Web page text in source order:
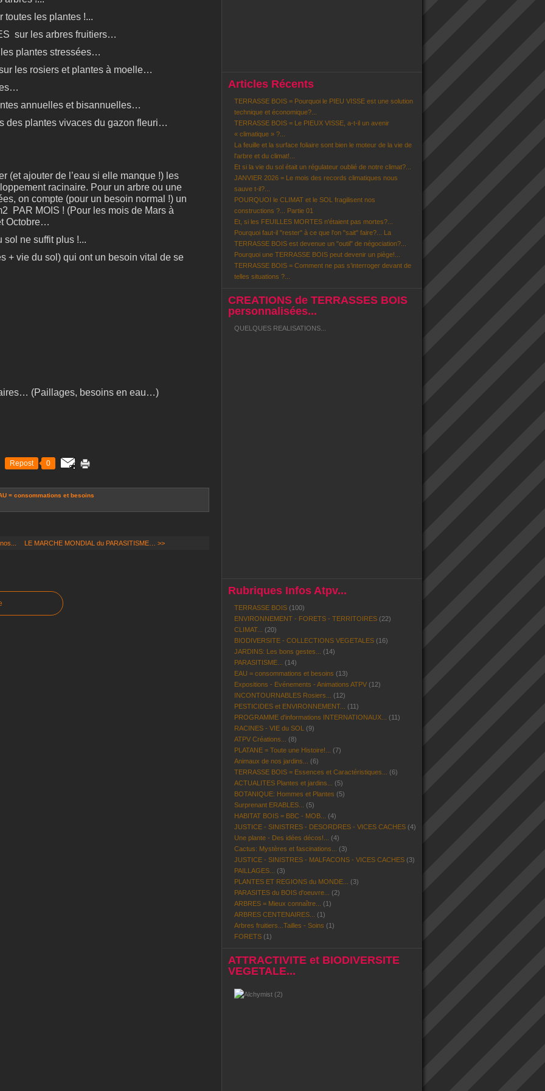
toutes les plantes !...
sur les arbres fruitiers…
plantes stressées…
les rosiers et plantes à moelle…
annuelles et bisannuelles…
des plantes vivaces du gazon fleuri…
(et ajouter de l’eau si elle manque !) les
racinaire. Pour un arbre ou une
on compte (pour un besoin normal !) un
PAR MOIS ! (Pour les mois de Mars à
Octobre…
sol ne suffit plus !...
+ vie du sol) qui ont un besoin vital de se
(Paillages, besoins en eau…)
Repost 0
= consommations et besoins
LE MARCHE MONDIAL du PARASITISME… >>
Articles Récents
TERRASSE BOIS = Pourquoi le PIEU VISSE est une solution
technique et économique?...
TERRASSE BOIS = Le PIEUX VISSE, a-t-il un avenir
« climatique » ?...
La feuille et la surface foliaire sont bien le moteur de la vie de
l'arbre et du climat!...
Et si la vie du sol était un régulateur oublié de notre climat?...
JANVIER 2026 = Le mois des records climatiques nous
sauve t-il?...
POURQUOI le CLIMAT et le SOL fragilisent nos
constructions ?... Partie 01
Et, si les FEUILLES MORTES n'étaient pas mortes?...
Pourquoi faut-il "rester" à ce que l'on "sait" faire?... La
TERRASSE BOIS est devenue un "outil" de négociation?...
Pourquoi une TERRASSE BOIS peut devenir un piège!...
TERRASSE BOIS = Comment ne pas s’interroger devant de
telles situations ?...
CREATIONS de TERRASSES BOIS
personnalisées...
QUELQUES REALISATIONS...
Rubriques Infos Atpv...
TERRASSE BOIS (100)
ENVIRONNEMENT - FORETS - TERRITOIRES (22)
CLIMAT...
(20)
BIODIVERSITE - COLLECTIONS VEGETALES (16)
JARDINS: Les bons gestes...
(14)
PARASITISME...
(14)
EAU = consommations et besoins (13)
Expositions - Evénements - Animations ATPV (12)
INCONTOURNABLES Rosiers...
(12)
PESTICIDES et ENVIRONNEMENT...
(11)
PROGRAMME d'informations INTERNATIONAUX...
(11)
RACINES - VIE du SOL
(9)
ATPV Créations...
(8)
PLATANE = Toute une Histoire!...
(7)
Animaux de nos jardins...
(6)
TERRASSE BOIS = Essences et Caractéristiques...
(6)
ACTUALITES Plantes et jardins...
(5)
BOTANIQUE: Hommes et Plantes (5)
Surprenant ERABLES...
(5)
HABITAT BOIS = BBC - MOB...
(4)
JUSTICE - SINISTRES - DESORDRES - VICES CACHES (4)
Une plante - Des idées décos!...
(4)
Cactus: Mystères et fascinations...
(3)
JUSTICE - SINISTRES - MALFACONS - VICES CACHES (3)
PAILLAGES...
(3)
PLANTES ET REGIONS du MONDE...
(3)
PARASITES du BOIS d'oeuvre...
(2)
ARBRES = Mieux connaître...
(1)
ARBRES CENTENAIRES...
(1)
Arbres fruitiers...Tailles - Soins (1)
FORETS (1)
ATTRACTIVITE et BIODIVERSITE
VEGETALE...